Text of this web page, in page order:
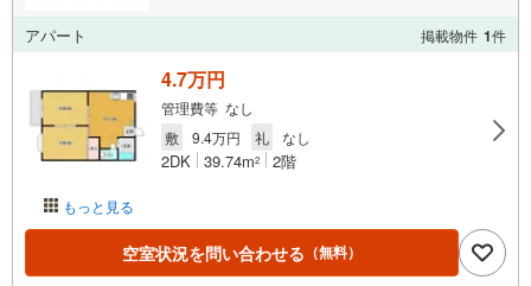
アパート 掲載物件 1件
もっと見る
4.7万円
管理費等 なし
敷
9.4万円 礼 なし
2DK 39.74m2 2階
空室状況を問い合わせる （無料）